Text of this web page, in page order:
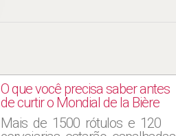
O que você precisa saber antes
de curtir o Mondial de la Bière
Mais de 1500 rótulos e 120